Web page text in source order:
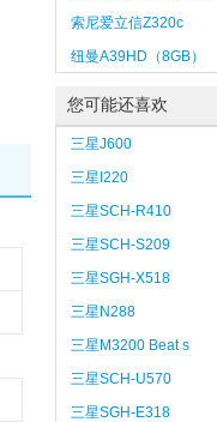
索尼爱立信Z320c
纽曼A39HD（8GB）
您可能还喜欢
三星J600
三星I220
三星SCH-R410
三星SCH-S209
三星SGH-X518
三星N288
三星M3200 Beat s
三星SCH-U570
三星SGH-E318